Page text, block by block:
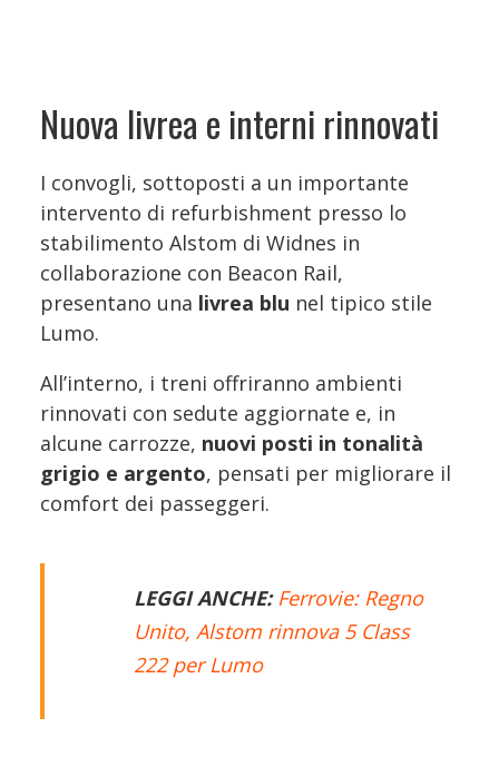
Nuova livrea e interni rinnovati
I convogli, sottoposti a un importante
intervento di refurbishment presso lo
stabilimento Alstom di Widnes in
collaborazione con Beacon Rail,
presentano una livrea blu nel tipico stile
Lumo.
All’interno, i treni offriranno ambienti
rinnovati con sedute aggiornate e, in
alcune carrozze, nuovi posti in tonalità
grigio e argento, pensati per migliorare il
comfort dei passeggeri.
LEGGI ANCHE:Ferrovie: Regno
Unito, Alstom rinnova 5 Class
222 per Lumo